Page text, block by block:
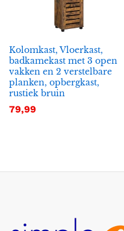
Kolomkast, Vloerkast,
badkamekast met 3 open
vakken en 2 verstelbare
planken, opbergkast,
rustiek bruin
79,99